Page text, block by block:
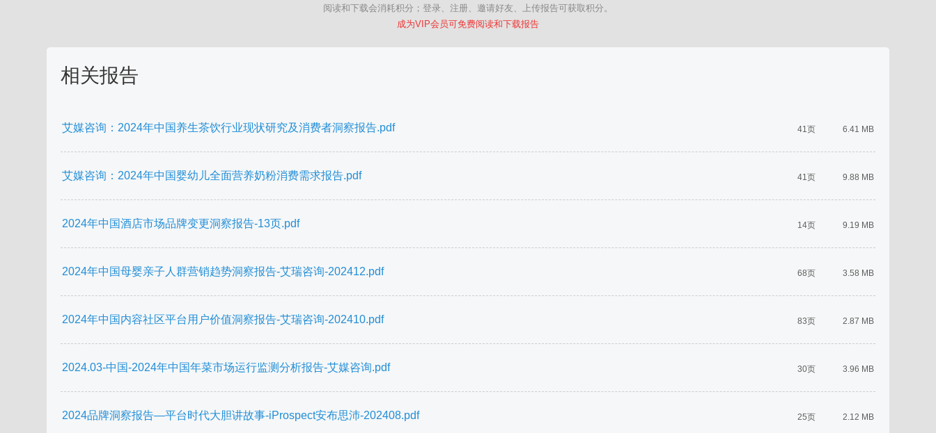
阅读和下载会消耗积分；登录、注册、邀请好友、上传报告可获取积分。
成为VIP会员可免费阅读和下载报告
相关报告
6.41 MB
41页
艾媒咨询：2024年中国养生茶饮行业现状研究及消费者洞察报告.pdf
9.88 MB
41页
艾媒咨询：2024年中国婴幼儿全面营养奶粉消费需求报告.pdf
9.19 MB
14页
2024年中国酒店市场品牌变更洞察报告-13页.pdf
3.58 MB
68页
2024年中国母婴亲子人群营销趋势洞察报告-艾瑞咨询-202412.pdf
2.87 MB
83页
2024年中国内容社区平台用户价值洞察报告-艾瑞咨询-202410.pdf
3.96 MB
30页
2024.03-中国-2024年中国年菜市场运行监测分析报告-艾媒咨询.pdf
2.12 MB
25页
2024品牌洞察报告—平台时代大胆讲故事-iProspect安布思沛-202408.pdf